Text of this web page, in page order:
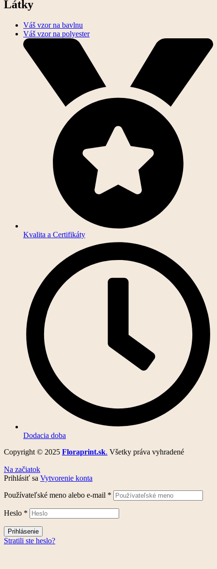
Látky
Váš vzor na bavlnu
Váš vzor na polyester
Kvalita a Certifikáty
Dodacia doba
Copyright © 2025 Floraprint.sk. Všetky práva vyhradené
Na začiatok
Prihlásiť sa Vytvorenie konta
Používateľské meno alebo e-mail *
Heslo *
Prihlásenie
Stratili ste heslo?